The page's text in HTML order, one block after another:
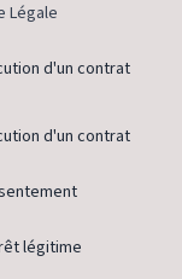
Légale
d'un contrat
d'un contrat
légitime